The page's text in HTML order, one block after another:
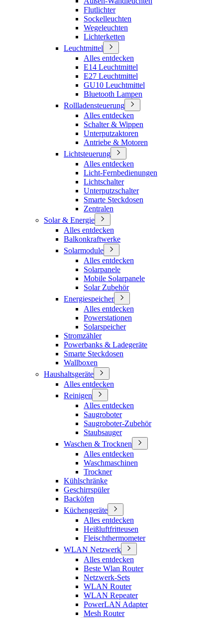
Flutlichter
Sockelleuchten
Wegeleuchten
Lichterketten
Leuchtmittel
Alles entdecken
E14 Leuchtmittel
E27 Leuchtmittel
GU10 Leuchtmittel
Bluetooth Lampen
Rollladensteuerung
Alles entdecken
Schalter & Wippen
Unterputzaktoren
Antriebe & Motoren
Lichtsteuerung
Alles entdecken
Licht-Fernbedienungen
Lichtschalter
Unterputzschalter
Smarte Steckdosen
Zentralen
Solar & Energie
Alles entdecken
Balkonkraftwerke
Solarmodule
Alles entdecken
Solarpanele
Mobile Solarpanele
Solar Zubehör
Energiespeicher
Alles entdecken
Powerstationen
Solarspeicher
Stromzähler
Powerbanks & Ladegeräte
Smarte Steckdosen
Wallboxen
Haushaltsgeräte
Alles entdecken
Reinigen
Alles entdecken
Saugroboter
Saugroboter-Zubehör
Staubsauger
Waschen & Trocknen
Alles entdecken
Waschmaschinen
Trockner
Kühlschränke
Geschirrspüler
Backöfen
Küchengeräte
Alles entdecken
Heißluftfritteusen
Fleischthermometer
WLAN Netzwerk
Alles entdecken
Beste Wlan Router
Netzwerk-Sets
WLAN Router
WLAN Repeater
PowerLAN Adapter
Mesh Router